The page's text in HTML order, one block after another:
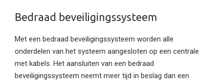
Bedraad beveiligingssysteem
Met een bedraad beveiligingssysteem worden alle
onderdelen van het systeem aangesloten op een centrale
met kabels. Het aansluiten van een bedraad
beveiligingssysteem neemt meer tijd in beslag dan een